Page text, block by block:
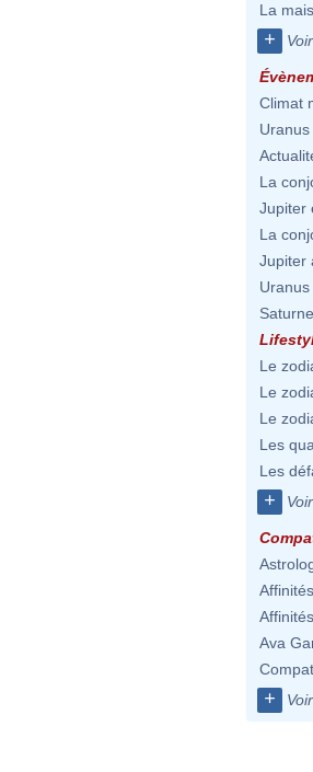
La
+
Climat
La
Jupiter
La
Jupiter
Le
Le
Le
Les
Les
+
Ava
+